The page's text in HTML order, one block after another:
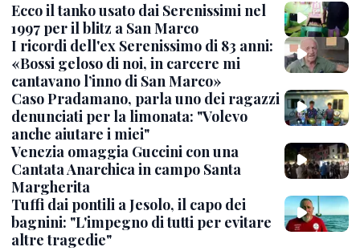
Ecco il tanko usato dai Serenissimi nel
1997 per il blitz a San Marco
I ricordi dell'ex Serenissimo di 83 anni:
«Bossi geloso di noi, in carcere mi
cantavano l’inno di San Marco»
Caso Pradamano, parla uno dei ragazzi
denunciati per la limonata: "Volevo
anche aiutare i miei"
Venezia omaggia Guccini con una
Cantata Anarchica in campo Santa
Margherita
Tuffi dai pontili a Jesolo, il capo dei
bagnini: "L'impegno di tutti per evitare
altre tragedie"